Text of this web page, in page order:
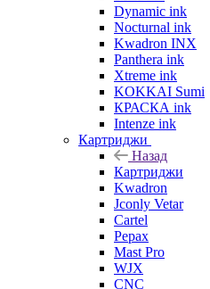
Dynamic ink
Nocturnal ink
Kwadron INX
Panthera ink
Xtreme ink
KOKKAI Sumi
КРАСКА ink
Intenze ink
Картриджи
Назад
Картриджи
Kwadron
Jconly Vetar
Cartel
Pepax
Mast Pro
WJX
CNC